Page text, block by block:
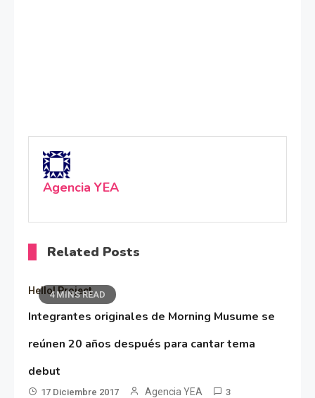
Agencia YEA
Related Posts
4 MINS READ
Hello! Project
Integrantes originales de Morning Musume se
reúnen 20 años después para cantar tema
debut
17 Diciembre 2017 Agencia YEA 3